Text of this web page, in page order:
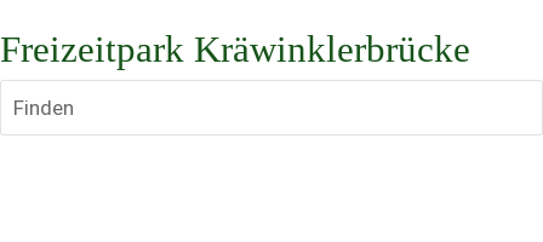
Freizeitpark Kräwinklerbrücke
Finden